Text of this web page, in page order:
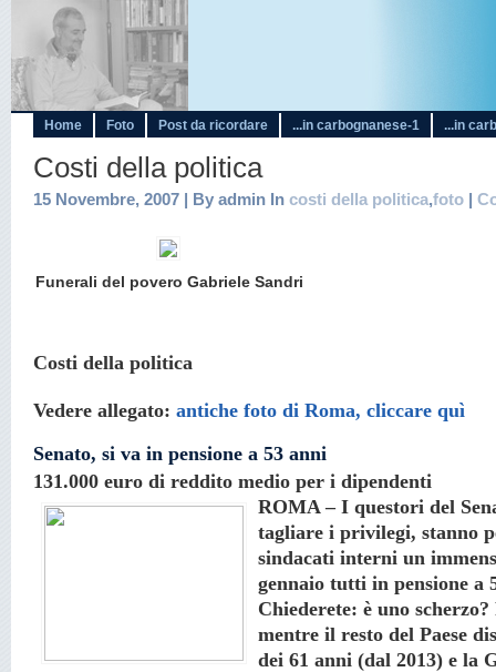
Home Foto Post da ricordare ...in carbognanese-1 ...in
Costi della politica
15 Novembre, 2007 | By admin In costi della politica,foto |
Funerali del povero Gabriele Sandri
Costi della politica
Vedere allegato: antiche foto di Roma, cliccare quì
Senato, si va in pensione a 53 anni
131.000 euro di reddito medio per i dipendenti
ROMA – I questori del
tagliare i privilegi, stanno
sindacati interni un
gennaio tutti in pensione a
Chiederete: è uno
mentre il resto del Paese
dei 61 anni (dal 2013) e la